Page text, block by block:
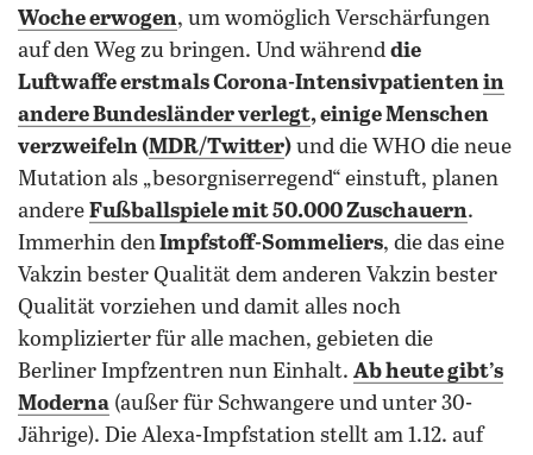
Woche erwogen, um womöglich Verschärfungen
auf den Weg zu bringen. Und während die
Luftwaffe erstmals Corona-Intensivpatientenin
andere Bundesländer verlegt, einige Menschen
verzweifeln (MDR/Twitter) und die WHO die neue
Mutation als „besorgniserregend“ einstuft, planen
andere Fußballspiele mit 50.000 Zuschauern.
Immerhin denImpfstoff-Sommeliers, die das eine
Vakzin bester Qualität dem anderen Vakzin bester
Qualität vorziehen und damit alles noch
komplizierter für alle machen, gebieten die
Berliner Impfzentren nun Einhalt. Ab heute gibt’s
Moderna (außer für Schwangere und unter 30-
Jährige). Die Alexa-Impfstation stellt am 1.12. auf